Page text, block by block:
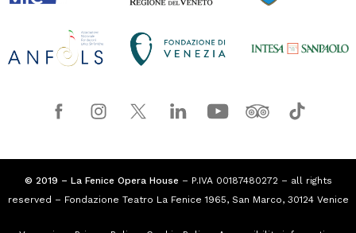
© 2019 – La Fenice Opera House – P.IVA 00187480272 – all rights
reserved – Fondazione Teatro La Fenice 1965, San Marco, 30124 Venice